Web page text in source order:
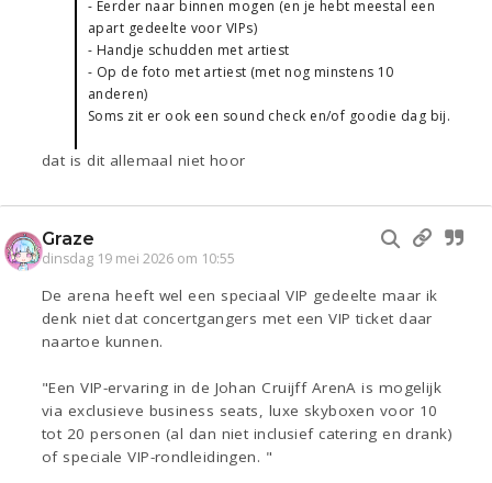
- Eerder naar binnen mogen (en je hebt meestal een
apart gedeelte voor VIPs)
- Handje schudden met artiest
- Op de foto met artiest (met nog minstens 10
anderen)
Soms zit er ook een sound check en/of goodie dag bij.
dat is dit allemaal niet hoor
Graze
dinsdag 19 mei 2026 om 10:55
De arena heeft wel een speciaal VIP gedeelte maar ik
denk niet dat concertgangers met een VIP ticket daar
naartoe kunnen.
"Een VIP-ervaring in de Johan Cruijff ArenA is mogelijk
via exclusieve business seats, luxe skyboxen voor 10
tot 20 personen (al dan niet inclusief catering en drank)
of speciale VIP-rondleidingen. "